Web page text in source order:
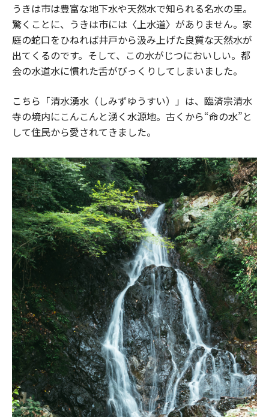
うきは市は豊富な地下水や天然水で知られる名水の里。
驚くことに、うきは市には〈上水道〉がありません。家
庭の蛇口をひねれば井戸から汲み上げた良質な天然水が
出てくるのです。そして、この水がじつにおいしい。都
会の水道水に慣れた舌がびっくりしてしまいました。
こちら「清水湧水（しみずゆうすい）」は、臨済宗清水
寺の境内にこんこんと湧く水源地。古くから“命の水”と
して住民から愛されてきました。